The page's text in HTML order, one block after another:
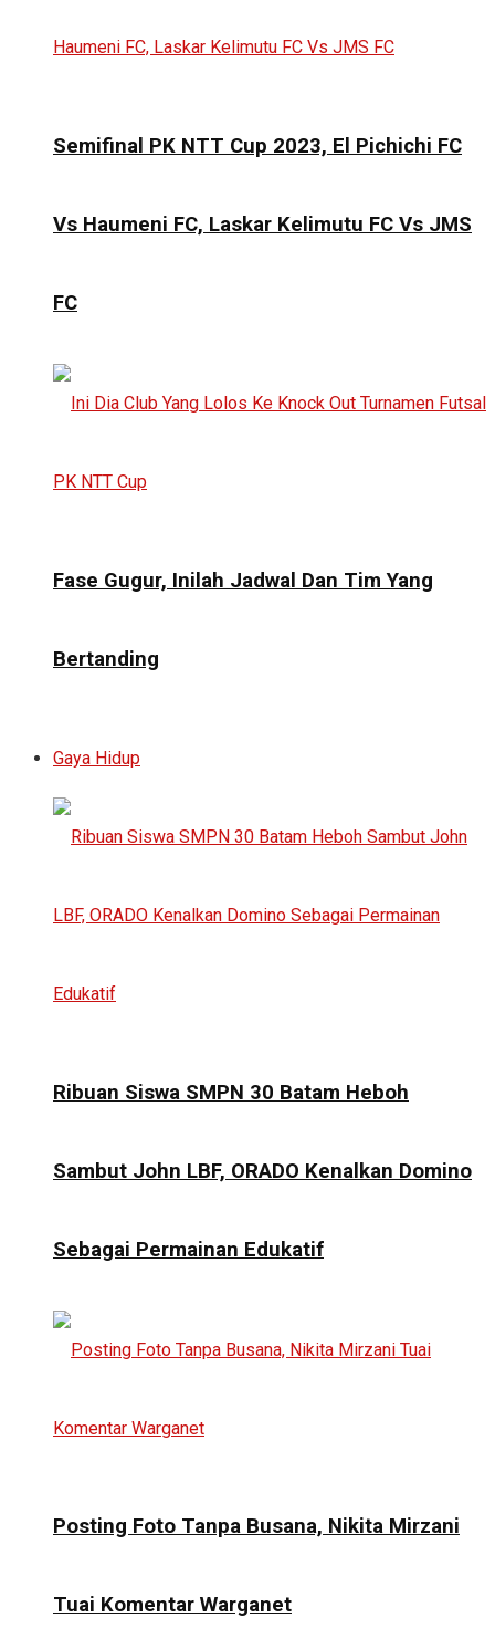
Semifinal PK NTT Cup 2023, El Pichichi FC
Vs Haumeni FC, Laskar Kelimutu FC Vs JMS
FC
Fase Gugur, Inilah Jadwal Dan Tim Yang
Bertanding
Gaya Hidup
Ribuan Siswa SMPN 30 Batam Heboh
Sambut John LBF, ORADO Kenalkan Domino
Sebagai Permainan Edukatif
Posting Foto Tanpa Busana, Nikita Mirzani
Tuai Komentar Warganet